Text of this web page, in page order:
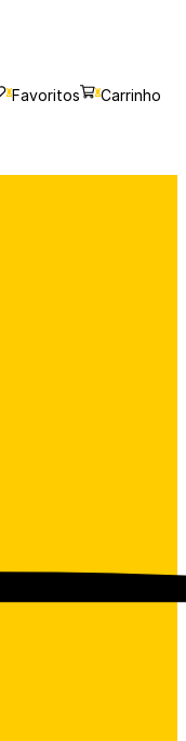
0Favoritos 0Carrinho